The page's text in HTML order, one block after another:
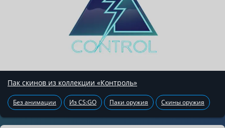
Пак скинов из коллекции «Контроль»
Без анимации Из CS:GO Паки оружия Скины оружия